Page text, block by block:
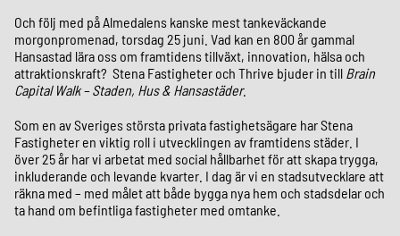
Och följ med på Almedalens kanske mest tankeväckande
morgonpromenad, torsdag 25 juni. Vad kan en 800 år gammal
Hansastad lära oss om framtidens tillväxt, innovation, hälsa och
attraktionskraft? Stena Fastigheter och Thrive bjuder in till Brain
Capital Walk – Staden, Hus & Hansastäder.
Som en av Sveriges största privata fastighetsägare har Stena
Fastigheter en viktig roll i utvecklingen av framtidens städer. I
över 25 år har vi arbetat med social hållbarhet för att skapa trygga,
inkluderande och levande kvarter. I dag är vi en stadsutvecklare att
räkna med – med målet att både bygga nya hem och stadsdelar och
ta hand om befintliga fastigheter med omtanke.